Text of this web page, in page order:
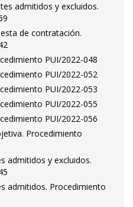
admitidos y excluidos.
de contratación.
PUI/2022-048
PUI/2022-052
PUI/2022-053
PUI/2022-055
PUI/2022-056
Procedimiento
admitidos y excluidos.
admitidos. Procedimiento